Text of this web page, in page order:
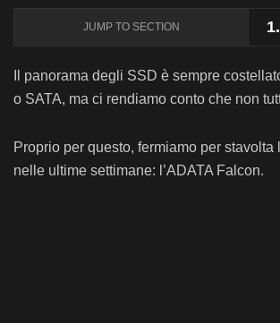
JUMP TO SECTION 1.
Il panorama degli SSD è sempre
o SATA, ma ci rendiamo conto che non
Proprio per questo, fermiamo per
nelle ultime settimane: l’ADATA Falcon.